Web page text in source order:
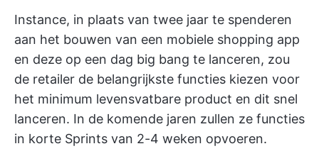
Instance, in plaats van twee jaar te spenderen
aan het bouwen van een mobiele shopping app
en deze op een dag big bang te lanceren, zou
de retailer de belangrijkste functies kiezen voor
het minimum levensvatbare product en dit snel
lanceren. In de komende jaren zullen ze functies
in korte Sprints van 2-4 weken opvoeren.